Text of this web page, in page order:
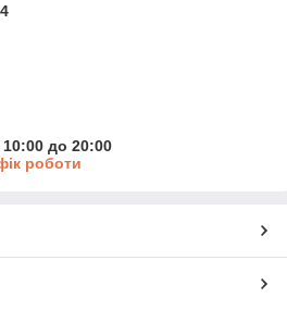
до 20:00
роботи